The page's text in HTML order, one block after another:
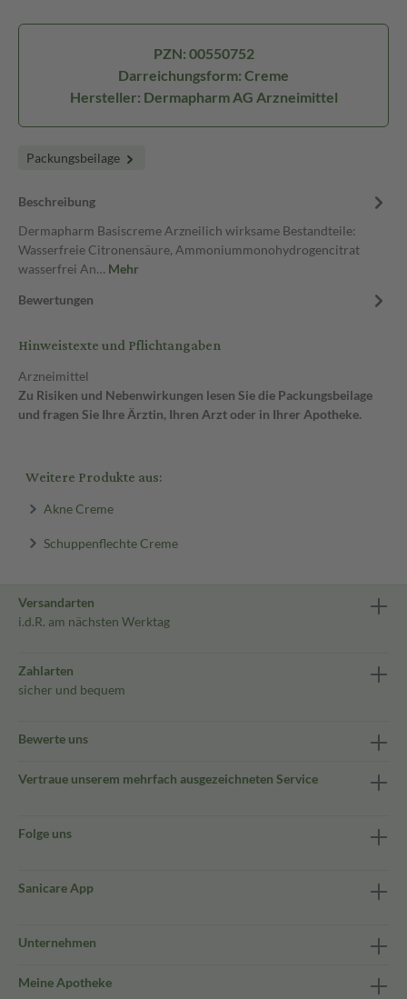
PZN: 00550752
Darreichungsform: Creme
Hersteller: Dermapharm AG Arzneimittel
Packungsbeilage
Beschreibung
Dermapharm Basiscreme Arzneilich wirksame Bestandteile:
Wasserfreie Citronensäure, Ammoniummonohydrogencitrat
wasserfrei An… Mehr
Bewertungen
Hinweistexte und Pflichtangaben
Arzneimittel
Zu Risiken und Nebenwirkungen lesen Sie die Packungsbeilage
und fragen Sie Ihre Ärztin, Ihren Arzt oder in Ihrer Apotheke.
Weitere Produkte aus:
Akne Creme
Schuppenflechte Creme
Versandarten
i.d.R. am nächsten Werktag
Zahlarten
sicher und bequem
Bewerte uns
Vertraue unserem mehrfach ausgezeichneten Service
Folge uns
Sanicare App
Unternehmen
Meine Apotheke